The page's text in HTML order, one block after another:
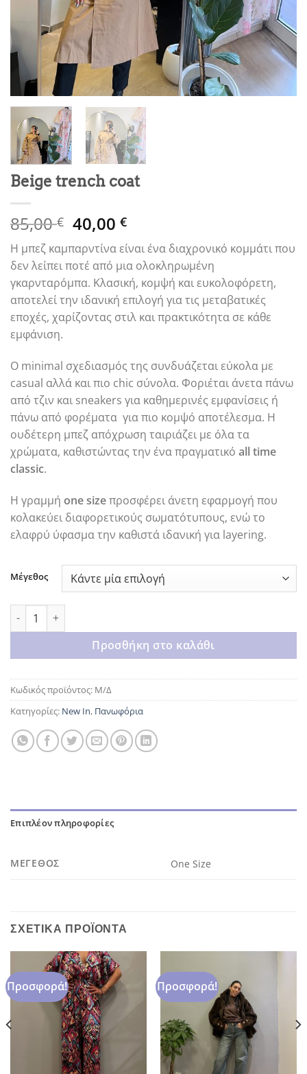
Beige trench coat
85,00€ Original
price
was:
85,00 €.
40,00€Η
τρέχουσα
τιμή
είναι:
40,00 €.
Η μπεζ καμπαρντίνα είναι ένα διαχρονικό κομμάτι που
δεν λείπει ποτέ από μια ολοκληρωμένη
γκαρνταρόμπα. Κλασική, κομψή και ευκολοφόρετη,
αποτελεί την ιδανική επιλογή για τις μεταβατικές
εποχές, χαρίζοντας στιλ και πρακτικότητα σε κάθε
εμφάνιση.
Ο minimal σχεδιασμός της συνδυάζεται εύκολα με
casual αλλά και πιο chic σύνολα. Φοριέται άνετα πάνω
από τζιν και sneakers για καθημερινές εμφανίσεις ή
πάνω από φορέματα για πιο κομψό αποτέλεσμα. Η
ουδέτερη μπεζ απόχρωση ταιριάζει με όλα τα
χρώματα, καθιστώντας την ένα πραγματικό all time
classic.
Η γραμμή one sizeπροσφέρει άνετη εφαρμογή που
κολακεύει διαφορετικούς σωματότυπους, ενώ το
ελαφρύ ύφασμα την καθιστά ιδανική για layering.
Μέγεθος
Beige trench coat ποσότητα
Προσθήκη στο καλάθι
Κωδικός προϊόντος: Μ/Δ
Κατηγορίες: New In, Πανωφόρια
Επιπλέον πληροφορίες
ΜΈΓΕΘΟΣ One Size
ΣΧΕΤΙΚΆ ΠΡΟΪΌΝΤΑ
Προσφορά! Προσφορά!